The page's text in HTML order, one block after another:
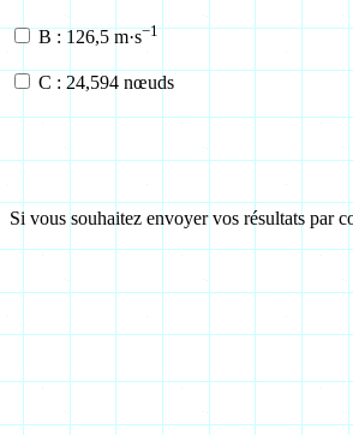
B : 126,5 m·s−1
C : 24,594 nœuds
Si vous souhaitez envoyer vos résultats par